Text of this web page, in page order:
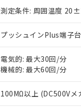
測定条件: 周囲温度
プッシュインPlus端子台
電気的: 最大30回/分
機械的: 最大60回/分
100MΩ以上 (DC500Vメ
在庫状況およ
す。
マイパーツ機
ている必要が
お客様が当ウ
が、当社の製
※当社の共同利
いる法人を指
部品在庫の切り替え
※3 非含有証明書
下記の非含有証明書
EU RoHS指令（10
※2 環境保護使用
「10」：通常の使用
味します。
「－」：未確認です
また当社は、
たしません。
機器販売
白
受注生産